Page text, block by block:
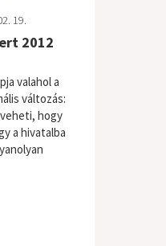
19.
2012
valahol a
változás:
hogy
a hivatalba